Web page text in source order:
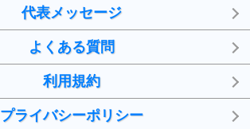
代表メッセージ
よくある質問
利用規約
プライバシーポリシー